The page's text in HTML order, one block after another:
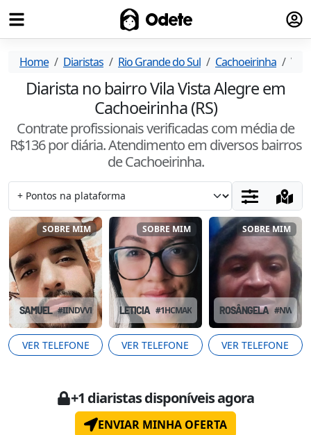
Odete
Home Diaristas Rio Grande do Sul Cachoeirinha Vila
Diarista no bairro Vila Vista Alegre em
Cachoeirinha (RS)
Contrate profissionais verificadas com média de
R$136por diária. Atendimentoem diversos bairros
de Cachoeirinha.
SOBRE MIM
SAMUEL #IINDVVFE
VER TELEFONE
SOBRE MIM
LETICIA #1HCMAKF1
VER TELEFONE
SOBRE MIM
ROSÂNGELA #
VER TELEFONE
+1 diaristas disponíveis agora
ENVIAR MINHA OFERTA